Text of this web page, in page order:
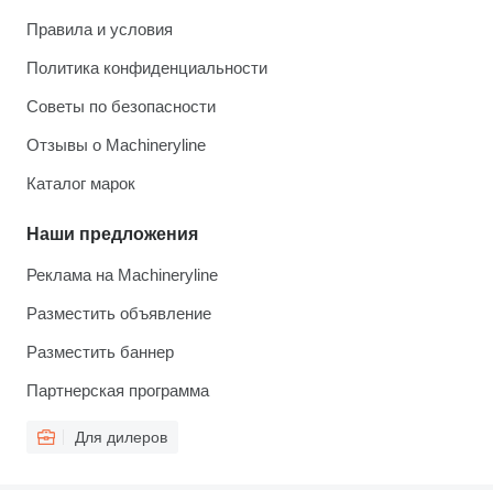
Правила и условия
Политика конфиденциальности
Советы по безопасности
Отзывы о Machineryline
Каталог марок
Наши предложения
Реклама на Machineryline
Разместить объявление
Разместить баннер
Партнерская программа
Для дилеров